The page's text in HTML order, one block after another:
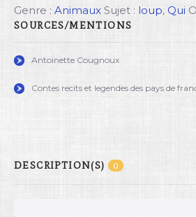
Genre : Animaux Sujet : loup, Qui
SOURCES/MENTIONS
Antoinette Cougnoux
Contes recits et legendes des pays de
DESCRIPTION(S) 0